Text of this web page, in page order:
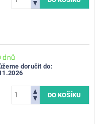
dnů
doručit do: